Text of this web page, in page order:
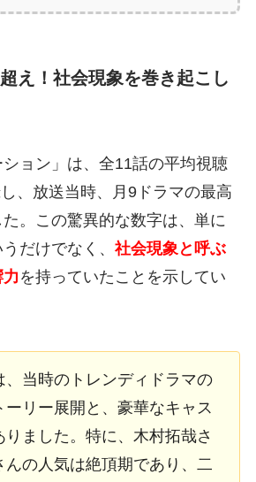
え！社会現象を巻き起こし
ション」は、全11話の平均視聴
、放送当時、月9ドラマの最高
。この驚異的な数字は、単に
だけでなく、 社会現象と呼ぶ
を持っていたことを示してい
、当時のトレンディドラマの
ーリー展開と、豪華なキャス
りました。特に、木村拓哉さ
んの人気は絶頂期であり、二